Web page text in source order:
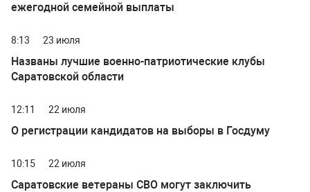
ежегодной семейной выплаты
8:13 23 июля
Названы лучшие военно-патриотические клубы
Саратовской области
12:11 22 июля
О регистрации кандидатов на выборы в Госдуму
10:15 22 июля
Саратовские ветераны СВО могут заключить